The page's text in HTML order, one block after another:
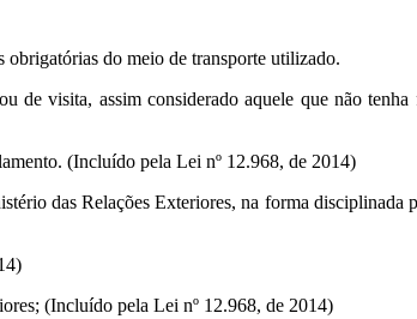
obrigatórias do meio de transporte utilizado.
de visita, assim considerado aquele que não
(Incluído pela Lei nº 12.968, de 2014)
das Relações Exteriores, na forma
(Incluído pela Lei nº 12.968, de 2014)